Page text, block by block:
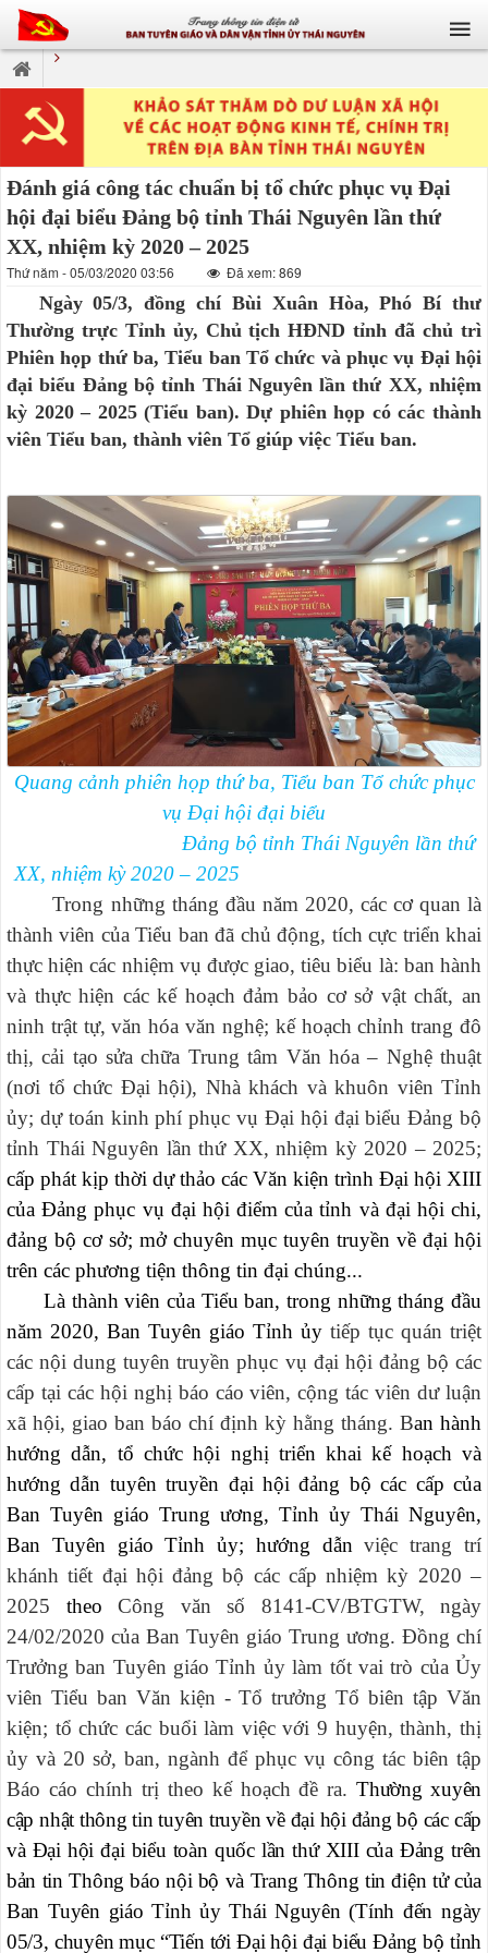
Đánh giá công tác chuẩn bị tổ chức phục vụ Đại
hội đại biểu Đảng bộ tỉnh Thái Nguyên lần thứ
XX, nhiệm kỳ 2020 – 2025
Thứ năm - 05/03/2020 03:56 Đã xem: 869
Ngày 05/3, đồng chí Bùi Xuân Hòa, Phó Bí thư
Thường trực Tỉnh ủy, Chủ tịch HĐND tỉnh đã chủ trì
Phiên họp thứ ba, Tiểu ban Tổ chức và phục vụ Đại hội
đại biểu Đảng bộ tỉnh Thái Nguyên lần thứ XX, nhiệm
kỳ 2020 – 2025 (Tiểu ban). Dự phiên họp có các thành
viên Tiểu ban, thành viên Tổ giúp việc Tiểu ban.
Quang cảnh phiên họp thứ ba, Tiểu ban Tổ chức phục
vụ Đại hội đại biểu
Đảng bộ tỉnh Thái Nguyên lần thứ
XX, nhiệm kỳ 2020 – 2025
Trong những tháng đầu năm 2020, các cơ quan là
thành viên của Tiểu ban đã chủ động, tích cực triển khai
thực hiện các nhiệm vụ được giao, tiêu biểu là: ban hành
và thực hiện các kế hoạch đảm bảo cơ sở vật chất, an
ninh trật tự, văn hóa văn nghệ; kế hoạch chỉnh trang đô
thị, cải tạo sửa chữa Trung tâm Văn hóa – Nghệ thuật
(nơi tổ chức Đại hội), Nhà khách và khuôn viên Tỉnh
ủy; dự toán kinh phí phục vụ Đại hội đại biểu Đảng bộ
tỉnh Thái Nguyên lần thứ XX, nhiệm kỳ 2020 – 2025;
cấp phát kịp thời dự thảo các Văn kiện trình Đại hội XIII
của Đảng phục vụ đại hội điểm của tỉnh và đại hội chi,
đảng bộ cơ sở; mở chuyên mục tuyên truyền về đại hội
trên các phương tiện thông tin đại chúng...
Là thành viên của Tiểu ban, trong những tháng đầu
năm 2020, Ban Tuyên giáo Tỉnh ủy tiếp tục quán triệt
các nội dung tuyên truyền phục vụ đại hội đảng bộ các
cấp tại các hội nghị báo cáo viên, cộng tác viên dư luận
xã hội, giao ban báo chí định kỳ hằng tháng. Ban hành
hướng dẫn, tổ chức hội nghị triển khai kế hoạch và
hướng dẫn tuyên truyền đại hội đảng bộ các cấp của
Ban Tuyên giáo Trung ương, Tỉnh ủy Thái Nguyên,
Ban Tuyên giáo Tỉnh ủy; hướng dẫnviệc trang trí
khánh tiết đại hội đảng bộ các cấp nhiệm kỳ 2020 –
2025 theo Công văn số 8141-CV/BTGTW, ngày
24/02/2020 của Ban Tuyên giáo Trung ương. Đồng chí
Trưởng ban Tuyên giáo Tỉnh ủy làm tốt vai trò của Ủy
viên Tiểu ban Văn kiện - Tổ trưởng Tổ biên tập Văn
kiện; tổ chức các buổi làm việc với 9 huyện, thành, thị
ủy và 20 sở, ban, ngành để phục vụ công tác biên tập
Báo cáo chính trị theo kế hoạch đề ra.Thường xuyên
cập nhật thông tin tuyên truyền về đại hội đảng bộ các cấp
và Đại hội đại biểu toàn quốc lần thứ XIII của Đảng trên
bản tin Thông báo nội bộ và Trang Thông tin điện tử của
Ban Tuyên giáo Tỉnh ủy Thái Nguyên (Tính đến ngày
05/3, chuyên mục “Tiến tới Đại hội đại biểu Đảng bộ tỉnh